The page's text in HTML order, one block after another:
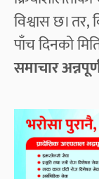
विश्वास छ। तर,
पाँच दिनको
समाचार